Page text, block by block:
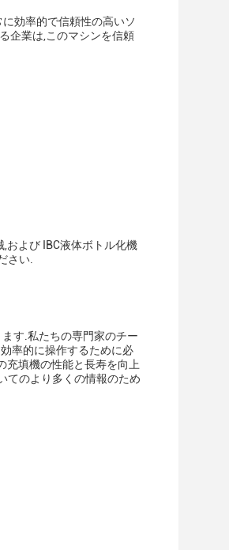
効率的で信頼性の高いソ
企業は,このマシンを信頼
および IBC液体ボトル化機
さい.
す.私たちの専門家のチー
率的に操作するために必
充填機の性能と長寿を向上
てのより多くの情報のため